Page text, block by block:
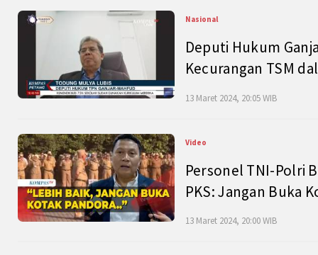
Nasional
Deputi Hukum
Kecurangan TSM
13 Maret 2024, 20:05 WIB
Video
Personel TNI-Polri
PKS: Jangan Buka
13 Maret 2024, 20:00 WIB